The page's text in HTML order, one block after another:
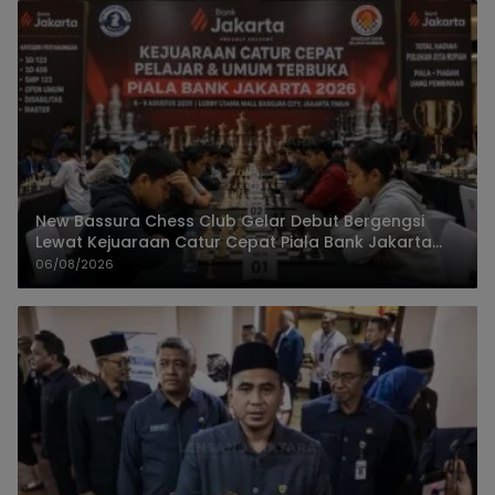
New Bassura Chess Club Gelar Debut Bergengsi
Lewat Kejuaraan Catur Cepat Piala Bank Jakarta
2026
06/08/2026